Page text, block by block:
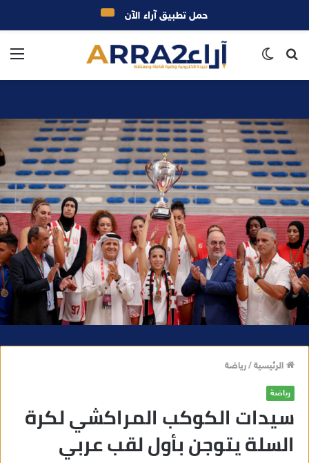
بحث
الرئيسية/رياضة
رياضة
سيدات الكوكب المراكشي لكرة
السلة يتوجن بأول لقب عربي
حمل تطبيق آراء الآن